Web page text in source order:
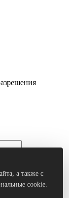
а также с
cookie.